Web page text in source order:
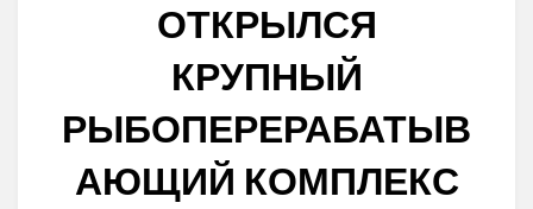
ОТКРЫЛСЯ
КРУПНЫЙ
РЫБОПЕРЕРАБАТЫВ
АЮЩИЙ КОМПЛЕКС